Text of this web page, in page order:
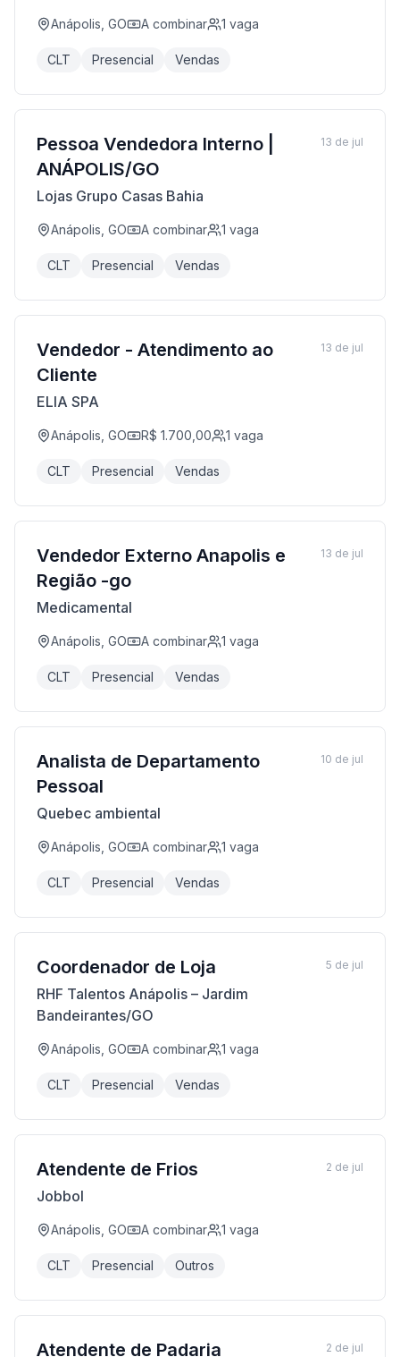
Anápolis, GO A combinar 1 vaga
CLT Presencial Vendas
Pessoa Vendedora Interno |
ANÁPOLIS/GO
Lojas Grupo Casas Bahia
Anápolis, GO A combinar 1 vaga
CLT Presencial Vendas
13 de jul
Vendedor - Atendimento ao
Cliente
ELIA SPA
Anápolis, GO R$ 1.700,00 1 vaga
CLT Presencial Vendas
13 de jul
Vendedor Externo Anapolis e
Região -go
Medicamental
Anápolis, GO A combinar 1 vaga
CLT Presencial Vendas
13 de jul
Analista de Departamento
Pessoal
Quebec ambiental
Anápolis, GO A combinar 1 vaga
CLT Presencial Vendas
10 de jul
Coordenador de Loja
RHF Talentos Anápolis – Jardim
Bandeirantes/GO
Anápolis, GO A combinar 1 vaga
CLT Presencial Vendas
5 de jul
Atendente de Frios
Jobbol
Anápolis, GO A combinar 1 vaga
CLT Presencial Outros
2 de jul
Atendente de Padaria 2 de jul